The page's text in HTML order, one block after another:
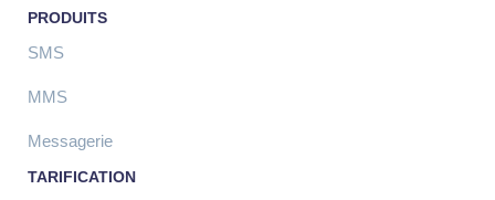
PRODUITS
SMS
MMS
Messagerie
TARIFICATION